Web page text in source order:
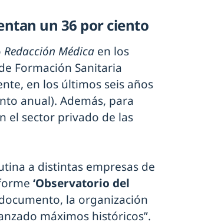
un 36 por ciento
Redacción Médica en los
Formación Sanitaria
en los últimos seis años
anual). Además, para
el sector privado de las
a distintas empresas de
‘Observatorio del
la organización
máximos históricos”.